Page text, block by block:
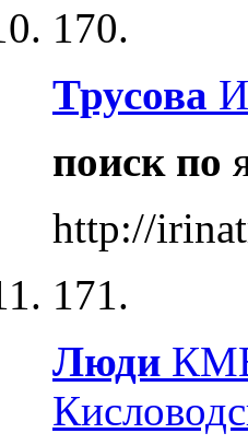
170.
Трусова
поиск по
http://
171.
Люди